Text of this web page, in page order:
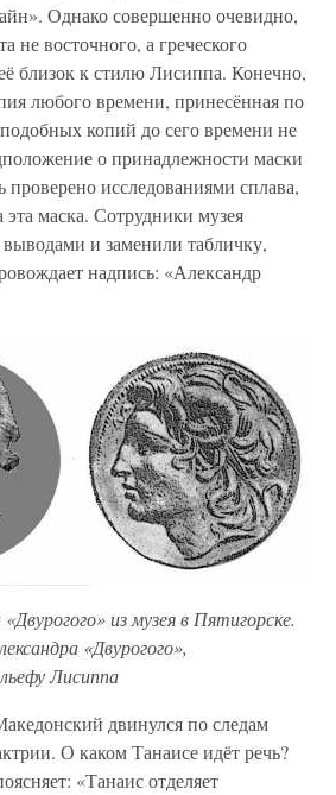
Однако совершенно очевидно,
не восточного, а греческого
близок к стилю Лисиппа. Конечно,
любого времени, принесённая по
копий до сего времени не
о принадлежности маски
исследованиями сплава,
эта маска. Сотрудники музея
выводами и заменили табличку,
надпись: «Александр
из музея в Пятигорске.
«Двурогого»,
Лисиппа
двинулся по следам
О каком Танаисе идёт речь?
«Танаис отделяет